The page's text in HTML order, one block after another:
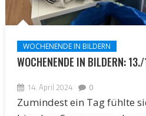
WOCHENENDE IN BILDERN
WOCHENENDE IN BILDERN:
14. April 2024 0
Zumindest ein Tag fühlte